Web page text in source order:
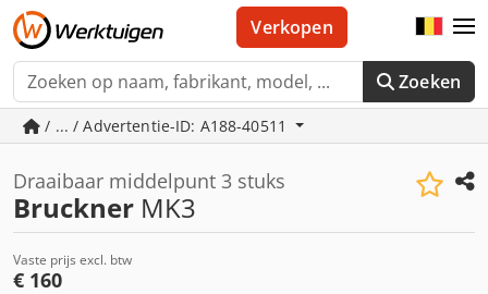
Zoeken
Verkopen
/ ... / Advertentie-ID: A188-40511
Draaibaar middelpunt 3 stuks
Bruckner MK3
Vaste prijs excl. btw
€ 160